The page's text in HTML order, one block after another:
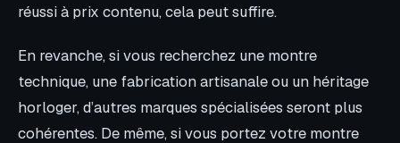
réussi à prix contenu, cela peut suffire.
En revanche, si vous recherchez une montre
technique, une fabrication artisanale ou un héritage
horloger, d’autres marques spécialisées seront plus
cohérentes. De même, si vous portez votre montre